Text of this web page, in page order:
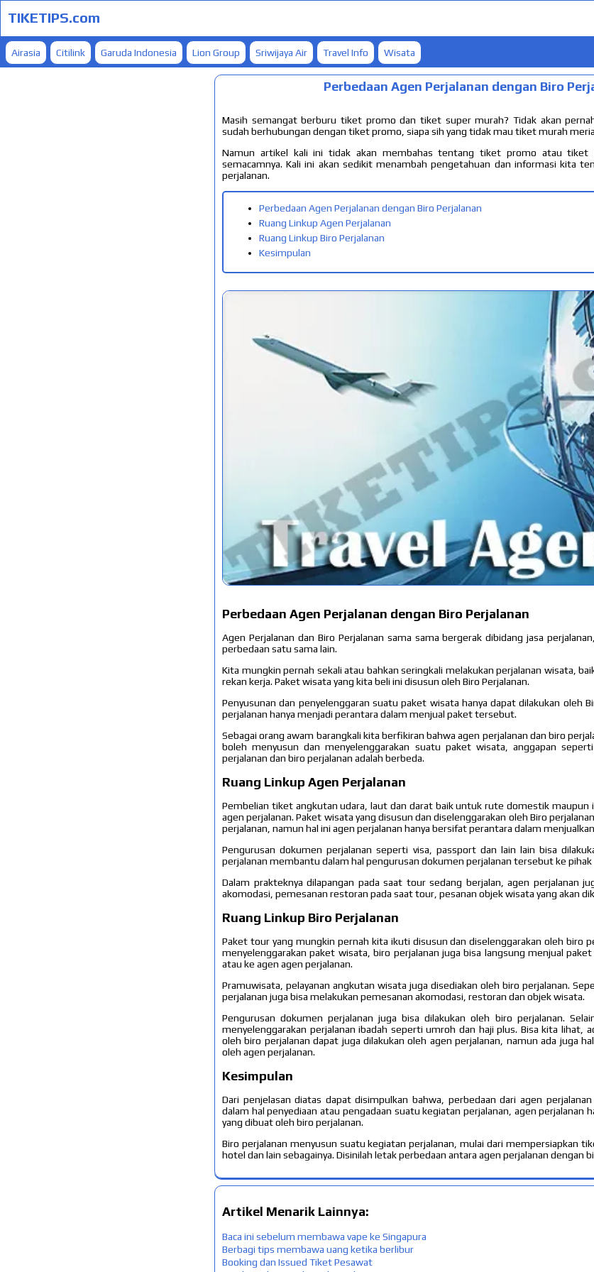
TIKETIPS.com
Airasia Citilink Garuda Indonesia Lion Group Sriwijaya Air Travel Info Wisata
Perbedaan Agen Perjalanan dengan Biro
Masih semangat berburu tiket promo dan tiket super murah? Tidak akan
sudah berhubungan dengan tiket promo, siapa sih yang tidak mau tiket murah
Namun artikel kali ini tidak akan membahas tentang tiket promo atau
semacamnya. Kali ini akan sedikit menambah pengetahuan dan informasi kita
perjalanan.
Perbedaan Agen Perjalanan dengan Biro Perjalanan
Ruang Linkup Agen Perjalanan
Ruang Linkup Biro Perjalanan
Kesimpulan
Perbedaan Agen Perjalanan dengan Biro Perjalanan
Agen Perjalanan dan Biro Perjalanan sama sama bergerak dibidang jasa
perbedaan satu sama lain.
Kita mungkin pernah sekali atau bahkan seringkali melakukan perjalanan wisata,
rekan kerja. Paket wisata yang kita beli ini disusun oleh Biro Perjalanan.
Penyusunan dan penyelenggaran suatu paket wisata hanya dapat dilakukan oleh
perjalanan hanya menjadi perantara dalam menjual paket tersebut.
Sebagai orang awam barangkali kita berfikiran bahwa agen perjalanan dan biro
boleh menyusun dan menyelenggarakan suatu paket wisata, anggapan
perjalanan dan biro perjalanan adalah berbeda.
Ruang Linkup Agen Perjalanan
Pembelian tiket angkutan udara, laut dan darat baik untuk rute domestik maupun
agen perjalanan. Paket wisata yang disusun dan diselenggarakan oleh Biro
perjalanan, namun hal ini agen perjalanan hanya bersifat perantara dalam
Pengurusan dokumen perjalanan seperti visa, passport dan lain lain bisa
perjalanan membantu dalam hal pengurusan dokumen perjalanan tersebut ke
Dalam prakteknya dilapangan pada saat tour sedang berjalan, agen perjalanan
akomodasi, pemesanan restoran pada saat tour, pesanan objek wisata yang akan
Ruang Linkup Biro Perjalanan
Paket tour yang mungkin pernah kita ikuti disusun dan diselenggarakan oleh biro
menyelenggarakan paket wisata, biro perjalanan juga bisa langsung menjual
atau ke agen agen perjalanan.
Pramuwisata, pelayanan angkutan wisata juga disediakan oleh biro perjalanan.
perjalanan juga bisa melakukan pemesanan akomodasi, restoran dan objek wisata.
Pengurusan dokumen perjalanan juga bisa dilakukan oleh biro perjalanan.
menyelenggarakan perjalanan ibadah seperti umroh dan haji plus. Bisa kita lihat,
oleh biro perjalanan dapat juga dilakukan oleh agen perjalanan, namun ada juga
oleh agen perjalanan.
Kesimpulan
Dari penjelasan diatas dapat disimpulkan bahwa, perbedaan dari agen
dalam hal penyediaan atau pengadaan suatu kegiatan perjalanan, agen perjalanan
yang dibuat oleh biro perjalanan.
Biro perjalanan menyusun suatu kegiatan perjalanan, mulai dari mempersiapkan
hotel dan lain sebagainya. Disinilah letak perbedaan antara agen perjalanan dengan
Artikel Menarik Lainnya:
Baca ini sebelum membawa vape ke Singapura
Berbagi tips membawa uang ketika berlibur
Booking dan Issued Tiket Pesawat